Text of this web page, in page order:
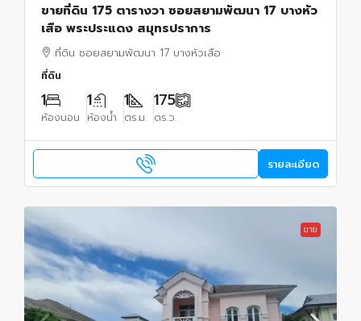
ขายที่ดิน 175 ตารางวา ซอยสยามพัฒนา 17 บางหัว
เสือ พระประแดง สมุทรปราการ
ที่ดิน ซอยสยามพัฒนา 17 บางหัวเสือ
ที่ดิน
1
ห้องนอน
1
ห้องน้ำ
1
ตร.ม.
175
ตร.ว.
รายละเอียด
ขาย